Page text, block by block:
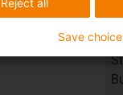
Save